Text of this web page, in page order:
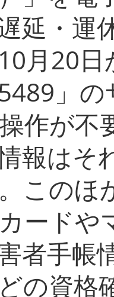
延・運
月20
」
作が不
報はそ
このほ
ードや
者手帳
の資格